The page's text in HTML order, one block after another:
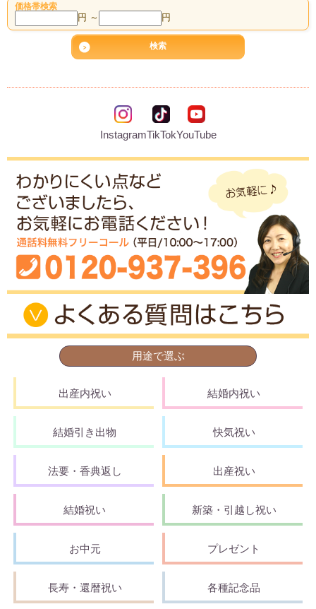
価格帯検索
円 ～ 円
InstagramTikTokYouTube
用途で選ぶ
出産内祝い 結婚内祝い
結婚引き出物 快気祝い
法要・香典返し 出産祝い
結婚祝い 新築・引越し祝い
お中元 プレゼント
長寿・還暦祝い 各種記念品